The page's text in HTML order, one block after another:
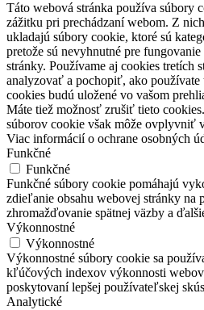
Táto webová stránka používa súbory
zážitku pri prechádzaní webom. Z
ukladajú súbory cookie, ktoré sú
pretože sú nevyhnutné pre
stránky. Používame aj cookies tretích
analyzovať a pochopiť, ako
cookies budú uložené vo vašom
Máte tiež možnosť zrušiť tieto
súborov cookie však môže ovplyvniť
Viac informácií o ochrane osobných
Funkčné
Funkčné
Funkčné súbory cookie pomáhajú
zdieľanie obsahu webovej stránky na
zhromažďovanie spätnej väzby a
Výkonnostné
Výkonnostné
Výkonnostné súbory cookie sa
kľúčových indexov výkonnosti
poskytovaní lepšej používateľskej
Analytické